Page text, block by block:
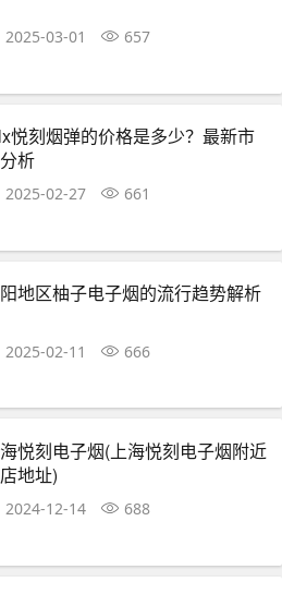
2025-03-01 657
悦刻烟弹的价格是多少？最新市
析
2025-02-27 661
地区柚子电子烟的流行趋势解析
2025-02-11 666
悦刻电子烟(上海悦刻电子烟附近
地址)
2024-12-14 688